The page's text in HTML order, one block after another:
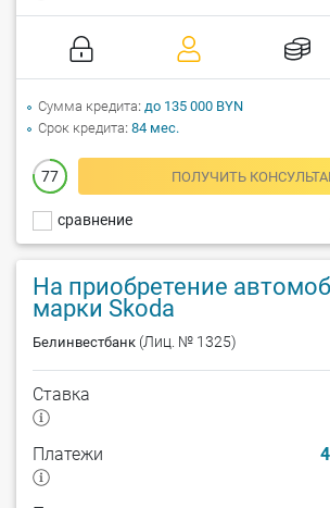
сравнение
77 ПОЛУЧИТЬ
Сумма кредита до 135 000 BYN
Срок кредита 84 мес.
На приобретение
марки Skoda
Белинвестбанк (Лиц. № 1325)
Ставка
Платежи